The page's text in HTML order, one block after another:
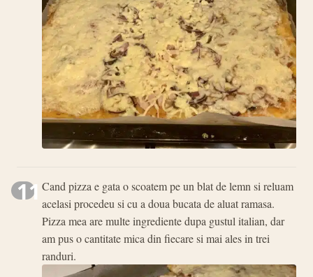
11 Cand pizza e gata o scoatem pe un blat de lemn si reluam
acelasi procedeu si cu a doua bucata de aluat ramasa.
Pizza mea are multe ingrediente dupa gustul italian, dar
am pus o cantitate mica din fiecare si mai ales in trei
randuri.